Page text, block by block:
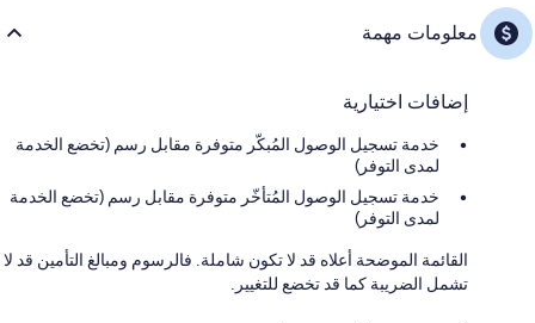
معلومات مهمة
إضافات اختيارية
خدمة تسجيل الوصول المُبكّر متوفرة مقابل رسم (تخضع الخدمة
لمدى التوفر)
خدمة تسجيل الوصول المُتأخّر متوفرة مقابل رسم (تخضع الخدمة
لمدى التوفر)
القائمة الموضحة أعلاه قد لا تكون شاملة. فالرسوم ومبالغ التأمين قد لا
تشمل الضريبة كما قد تخضع للتغيير.